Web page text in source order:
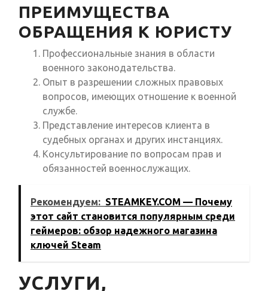
ПРЕИМУЩЕСТВА
ОБРАЩЕНИЯ К ЮРИСТУ
Профессиональные знания в области
военного законодательства.
Опыт в разрешении сложных правовых
вопросов, имеющих отношение к военной
службе.
Представление интересов клиента в
судебных органах и других инстанциях.
Консультирование по вопросам прав и
обязанностей военнослужащих.
Рекомендуем: STEAMKEY.COM — Почему
этот сайт становится популярным среди
геймеров: обзор надежного магазина
ключей Steam
УСЛУГИ,